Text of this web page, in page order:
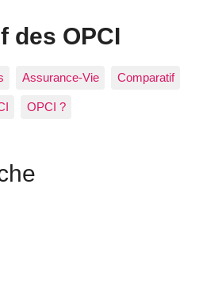
des OPCI
Assurance-Vie Comparatif
OPCI ?